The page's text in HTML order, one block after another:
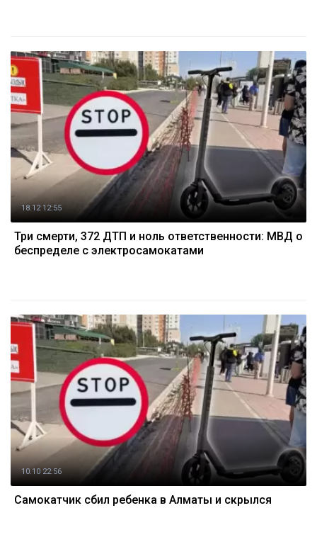
18.12 12:55
Три смерти, 372 ДТП и ноль ответственности: МВД о
беспределе с электросамокатами
10.10 22:56
Самокатчик сбил ребенка в Алматы и скрылся